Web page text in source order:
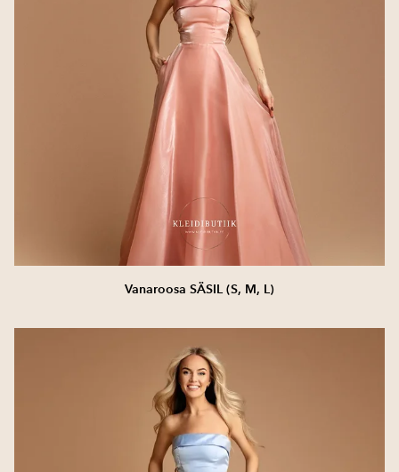
Vanaroosa SÄSIL (S, M, L)